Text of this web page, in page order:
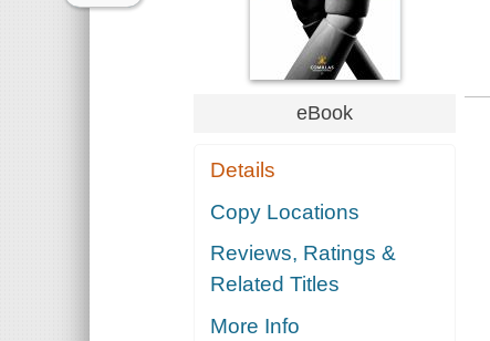
eBook
Details
Copy Locations
Reviews, Ratings &
Related Titles
More Info